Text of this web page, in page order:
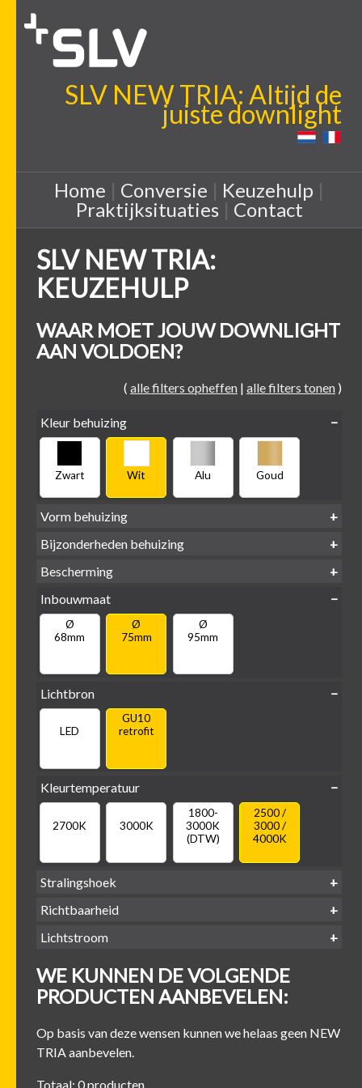
SLV NEW TRIA: Altijd de
juiste downlight
Home | Conversie | Keuzehulp |
Praktijksituaties| Contact
SLV NEW TRIA:
KEUZEHULP
WAAR MOET JOUW DOWNLIGHT
AAN VOLDOEN?
( alle filters opheffen | alle filters tonen )
Kleur behuizing
Zwart Wit Alu Goud
Vorm behuizing
Vierkant
Bijzonderheden behuizing
Bescherming
IP65 water-
Inbouwmaat
Ø
68mm
Ø
75mm
Ø
95mm
Lichtbron
LED
GU10
retrofit
Kleurtemperatuur
2700K 3000K
1800-
3000K
(DTW)
2500 /
3000 /
4000K
Stralingshoek
Richtbaarheid
Lichtstroom
500 lm
-
600 lm
-
700 lm
-
800 lm
WE KUNNEN DE VOLGENDE
PRODUCTEN AANBEVELEN:
Op basis van deze wensen kunnen we helaas geen NEW
TRIA aanbevelen.
Totaal: 0 producten